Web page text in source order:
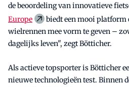
de beoordeling van innovatieve
Europe
biedt een mooi platform
wielrennen mee vorm te geven –
dagelijks leven", zegt Bötticher.
Als actieve topsporter is Bötticher
nieuwe technologieën test. Binnen